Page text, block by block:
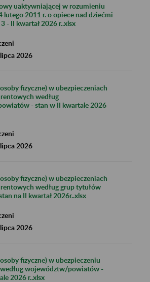
uaktywniającej w rozumieniu
lutego 2011 r. o opiece nad dziećmi
- II kwartał 2026 r..xlsx
2026
fizyczne) w ubezpieczeniach
według
- stan w II kwartale 2026
2026
fizyczne) w ubezpieczeniach
według grup tytułów
na II kwartał 2026r..xlsx
2026
fizyczne) w ubezpieczeniu
województw/powiatów -
2026 r..xlsx